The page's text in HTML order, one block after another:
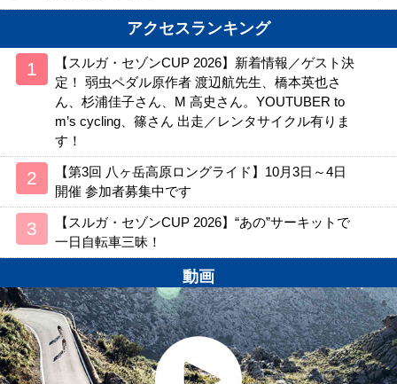
アクセスランキング
【スルガ・セゾンCUP 2026】新着情報／ゲスト決
定！ 弱虫ペダル原作者 渡辺航先生、橋本英也さ
ん、杉浦佳子さん、M 高史さん。YOUTUBER to
m’s cycling、篠さん 出走／レンタサイクル有りま
す！
【第3回 八ヶ岳高原ロングライド】10月3日～4日
開催 参加者募集中です
【スルガ・セゾンCUP 2026】“あの”サーキットで
一日自転車三昧！
動画